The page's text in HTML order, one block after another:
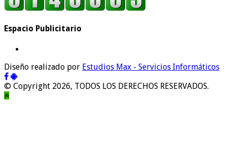
Espacio Publicitario
Diseño realizado por Estudios Max - Servicios Informáticos
© Copyright 2026, TODOS LOS DERECHOS RESERVADOS.